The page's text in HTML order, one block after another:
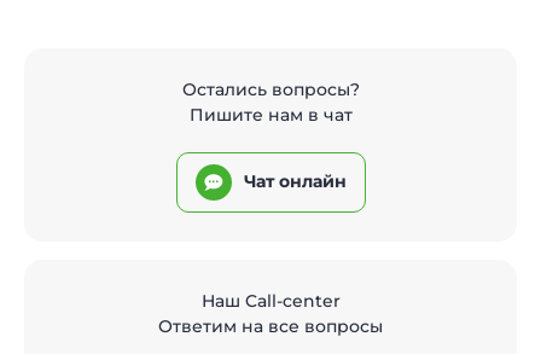
Остались вопросы?
Пишите нам в чат
Чат онлайн
Наш Call-center
Ответим на все вопросы